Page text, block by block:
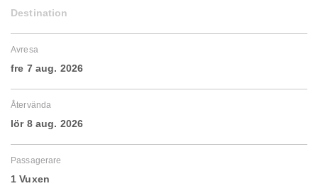
Destination
Avresa
fre 7 aug. 2026
Återvända
lör 8 aug. 2026
Passagerare
1 Vuxen